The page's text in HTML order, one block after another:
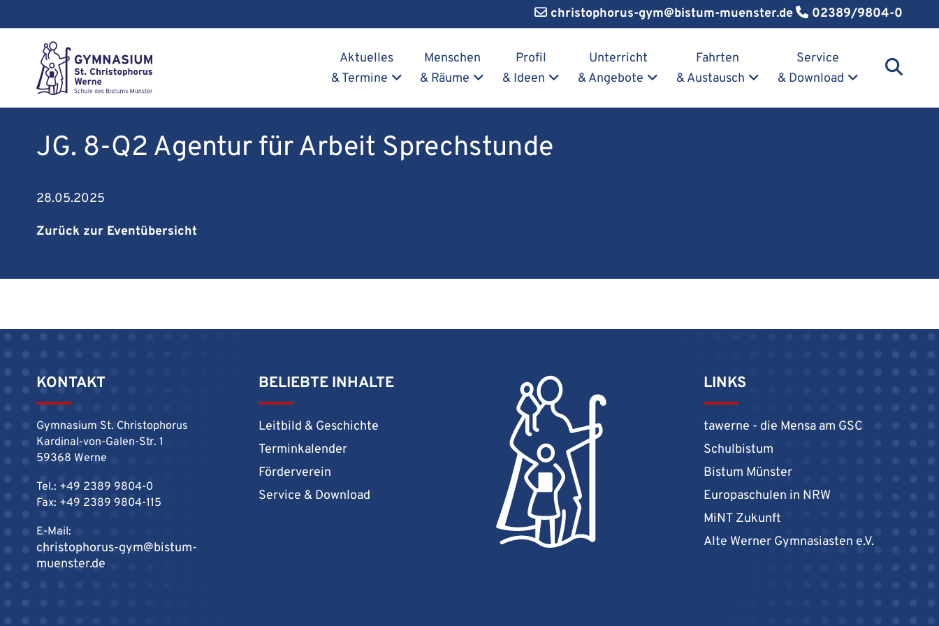
christophorus-gym@bistum-muenster.de
02389/9804-0
Aktuelles
& Termine
Menschen
& Räume
Profil
& Ideen
Unterricht
& Angebote
Fahrten
& Austausch
Service
& Download
JG. 8-Q2 Agentur für Arbeit Sprechstunde
28.05.2025
Zurück zur Eventübersicht
KONTAKT
Gymnasium St. Christophorus
Kardinal-von-Galen-Str. 1
59368 Werne
Tel.: +49 2389 9804-0
Fax: +49 2389 9804-115
E-Mail:
christophorus-gym@bistum-
muenster.de
BELIEBTE INHALTE
Leitbild & Geschichte
Terminkalender
Förderverein
Service & Download
LINKS
tawerne - die Mensa am GSC
Schulbistum
Bistum Münster
Europaschulen in NRW
MiNT Zukunft
Alte Werner Gymnasiasten e.V.